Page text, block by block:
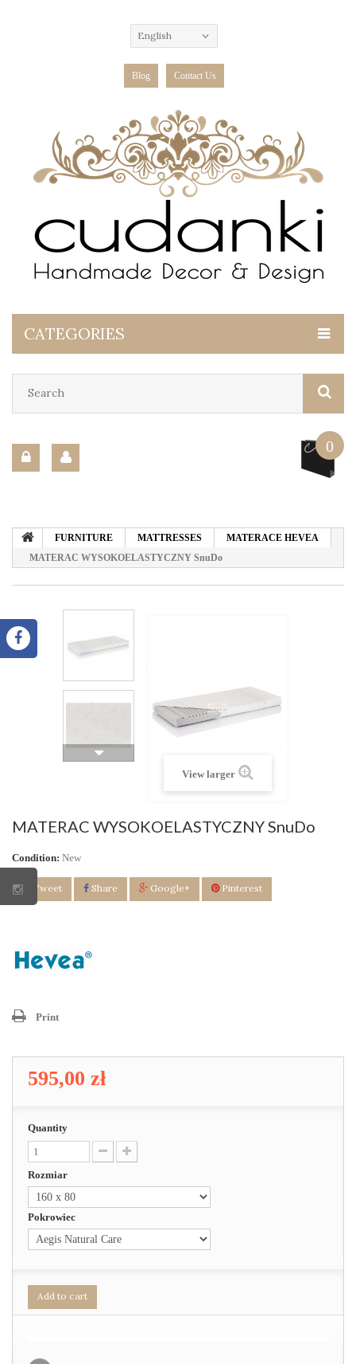
English
Blog Contact Us
CATEGORIES
0
FURNITURE MATTRESSES
MATERACE HEVEA
MATERAC WYSOKOELASTYCZNY SnuDo
View larger
MATERAC WYSOKOELASTYCZNY SnuDo
Condition: New
Tweet Share Google+ Pinterest
Print
595,00 zł
Quantity
Rozmiar
Pokrowiec
Add to cart